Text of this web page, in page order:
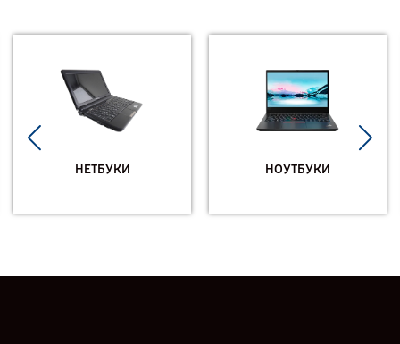
НЕТБУКИ НОУТБУКИ